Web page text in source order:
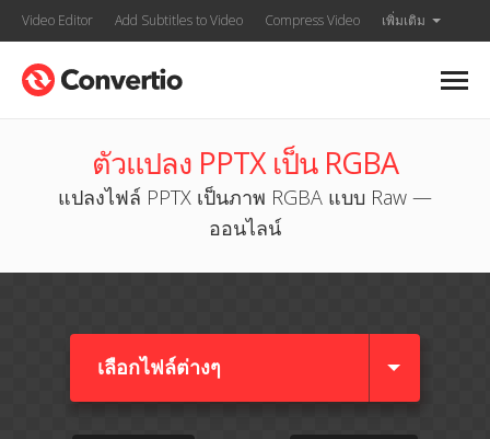
Video Editor Add Subtitles to Video Compress Video เพิ่มเติม
ตัวแปลง PPTX เป็น RGBA
แปลงไฟล์ PPTX เป็นภาพ RGBA แบบ Raw —
ออนไลน์
เลือกไฟล์ต่างๆ​